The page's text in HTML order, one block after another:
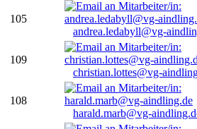
105
andrea.ledabyll@vg-
109
christian.lottes@vg-
108
harald.marb@vg-